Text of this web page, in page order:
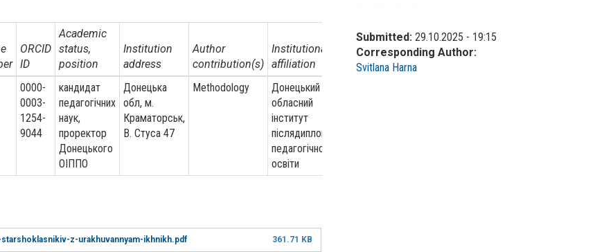
ORCID
ID
Academic
status,
position
Institution
address
Author
contribution(s)
Institutional
affiliation
0000-
0003-
1254-
9044
кандидат
педагогічних
наук,
проректор
Донецького
ОІППО
Донецька
обл, м.
Краматорськ,
В. Стуса 47
Methodology
Донецький
обласний
інститут
післядипломної
педагогічної
освіти
z-urakhuvannyam-ikhnikh.pdf 361.71 KB
Submitted: 29.10.2025 - 19:15
Corresponding Author:
Svitlana Harna